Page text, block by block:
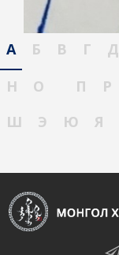
А Б В Г Д
Н
О П Р
Ш
Э Ю Я